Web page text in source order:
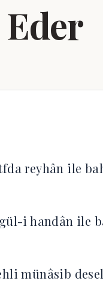
reyhân ile
i handân ile
münâsib